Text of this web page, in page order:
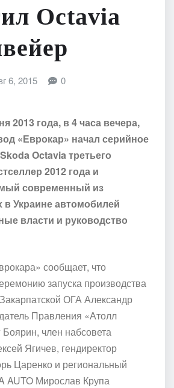
Octavia
6, 2015 0
2013 года, в 4 часа вечера,
«Еврокар» начал серийное
Octavia третьего
2012 года и
современный из
Украине автомобилей
власти и руководство
сообщает, что
запуска производства
ОГА Александр
Правления «Атолл
член набсовета
Ягичев, гендиректор
Царенко и региональный
AUTO Мирослав Крупа